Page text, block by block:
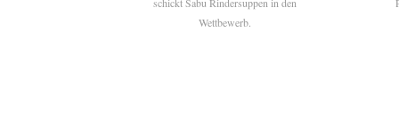
Wettbewerb.